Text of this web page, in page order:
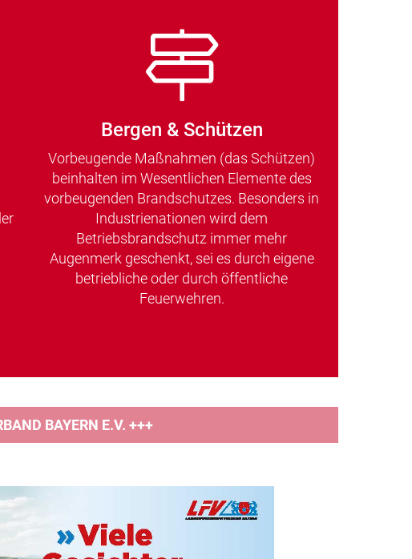
Bergen & Schützen
Vorbeugende Maßnahmen (das Schützen)
beinhalten im Wesentlichen Elemente des
vorbeugenden Brandschutzes. Besonders in
Industrienationen wird dem
Betriebsbrandschutz immer mehr
Augenmerk geschenkt, sei es durch eigene
betriebliche oder durch öffentliche
Feuerwehren.
BAYERN E.V. +++